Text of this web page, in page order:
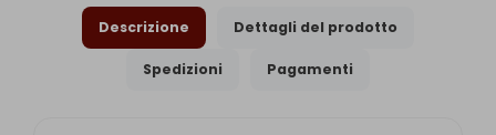
Descrizione Dettagli del prodotto
Spedizioni Pagamenti